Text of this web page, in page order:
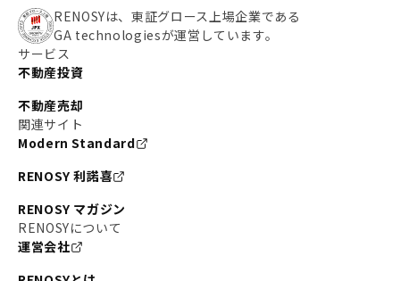
RENOSYは、東証グロース上場企業である
GA technologiesが運営しています。
サービス
不動産投資
不動産売却
関連サイト
Modern Standard
RENOSY 利諾喜
RENOSY マガジン
RENOSYについて
運営会社